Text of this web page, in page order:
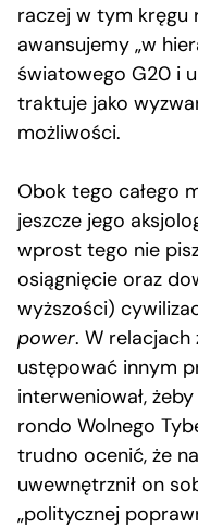
raczej w tym kręgu
awansujemy „w
światowego G20 i
traktuje jako
możliwości.
Obok tego całego
jeszcze jego
wprost tego nie
osiągnięcie oraz
wyższości)
power. W relacjach
ustępować innym
interweniował,
rondo Wolnego
trudno ocenić, że
uwewnętrznił on
„politycznej